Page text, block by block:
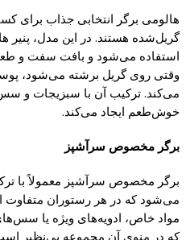
هالومی برگر انتخابی جذاب برای
گریل‌شده هستند. در این مدل، پنیر
استفاده می‌شود و بافت سفت و
وقتی رویگریل برشته می‌شود،
می‌کند.ترکیب آن با سبزیجات و
خوش‌طعم ایجاد می‌کند.
برگر مخصوص سرآشپز
برگر مخصوص سرآشپز معمولاً با
می‌شودکه در هر رستوران متفاوت
مواد خاص، ادویه‌های ویژه یا
که در منوی آن مجموعه بی‌نظیر